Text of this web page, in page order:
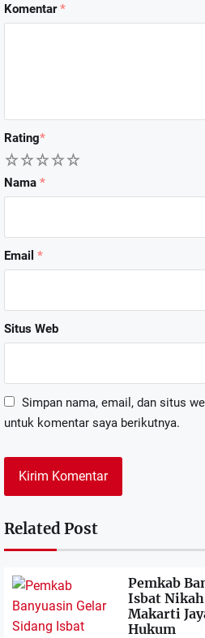
Komentar*
Rating*
5
4
3
2
Nama *
Email *
Situs Web
Simpan nama, email, dan situs
untuk komentar saya berikutnya.
Related Post
Pemkab
Isbat
Makarti
Hukum